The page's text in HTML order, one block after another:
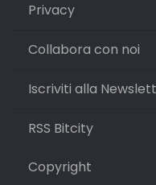
Privacy
Collabora con noi
Iscriviti alla
RSS Bitcity
Copyright